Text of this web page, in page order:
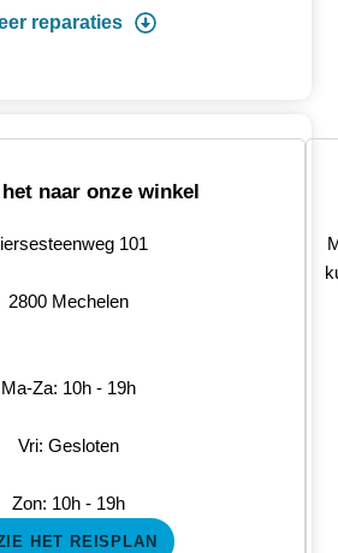
reparaties
naar onze winkel
101
2800 Mechelen
Ma-Za: 10h - 19h
Vri: Gesloten
Zon: 10h - 19h
HET REISPLAN